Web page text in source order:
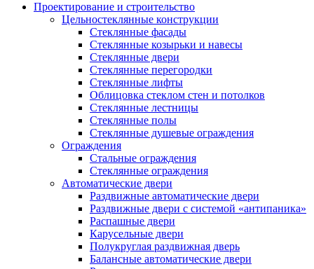
Проектирование и строительство
Цельностеклянные конструкции
Стеклянные фасады
Стеклянные козырьки и навесы
Стеклянные двери
Стеклянные перегородки
Стеклянные лифты
Облицовка стеклом стен и потолков
Стеклянные лестницы
Стеклянные полы
Стеклянные душевые ограждения
Ограждения
Стальные ограждения
Cтеклянные ограждения
Автоматические двери
Раздвижные автоматические двери
Раздвижные двери с системой «антипаника»
Распашные двери
Карусельные двери
Полукруглая раздвижная дверь
Балансные автоматические двери